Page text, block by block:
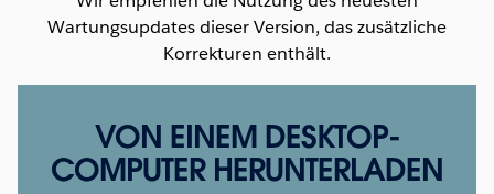
Wartungsupdates dieser Version, das zusätzliche
Korrekturen enthält.
VON EINEM DESKTOP-
COMPUTER HERUNTERLADEN